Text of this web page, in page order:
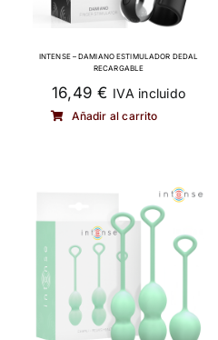
INTENSE – DAMIANO ESTIMULADOR DEDAL
RECARGABLE
16,49€ IVA incluido
Añadir al carrito